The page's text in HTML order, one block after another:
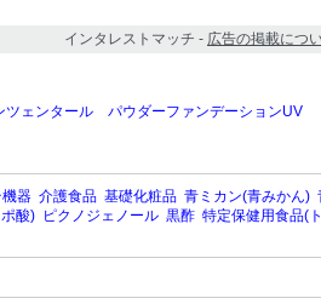
インタレストマッチ - 広告の掲載につ
ツェンタール パウダーファンデーションUV
器 介護食品 基礎化粧品 青ミカン(青みかん)
酸) ピクノジェノール 黒酢 特定保健用食品(